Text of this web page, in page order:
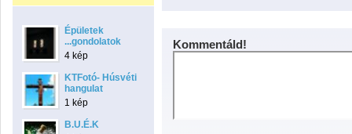
Épületek
...gondolatok
4 kép
KTFotó- Húsvéti
hangulat
1 kép
B.U.É.K
Kommentáld!